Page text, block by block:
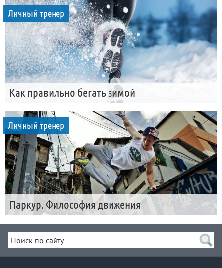
Личный тренер
Как правильно бегать зимой
Личный тренер
Паркур. Философия движения